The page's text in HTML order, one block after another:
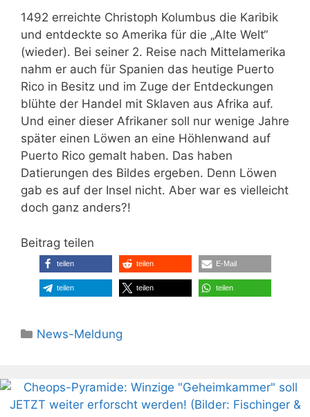
1492 erreichte Christoph Kolumbus die Karibik
und entdeckte so Amerika für die „Alte Welt“
(wieder). Bei seiner 2. Reise nach Mittelamerika
nahm er auch für Spanien das heutige Puerto
Rico in Besitz und im Zuge der Entdeckungen
blühte der Handel mit Sklaven aus Afrika auf.
Und einer dieser Afrikaner soll nur wenige Jahre
später einen Löwen an eine Höhlenwand auf
Puerto Rico gemalt haben. Das haben
Datierungen des Bildes ergeben. Denn Löwen
gab es auf der Insel nicht. Aber war es vielleicht
doch ganz anders?!
Beitrag teilen
teilen teilen E-Mail
teilen teilen teilen
Kategorien
News-Meldung